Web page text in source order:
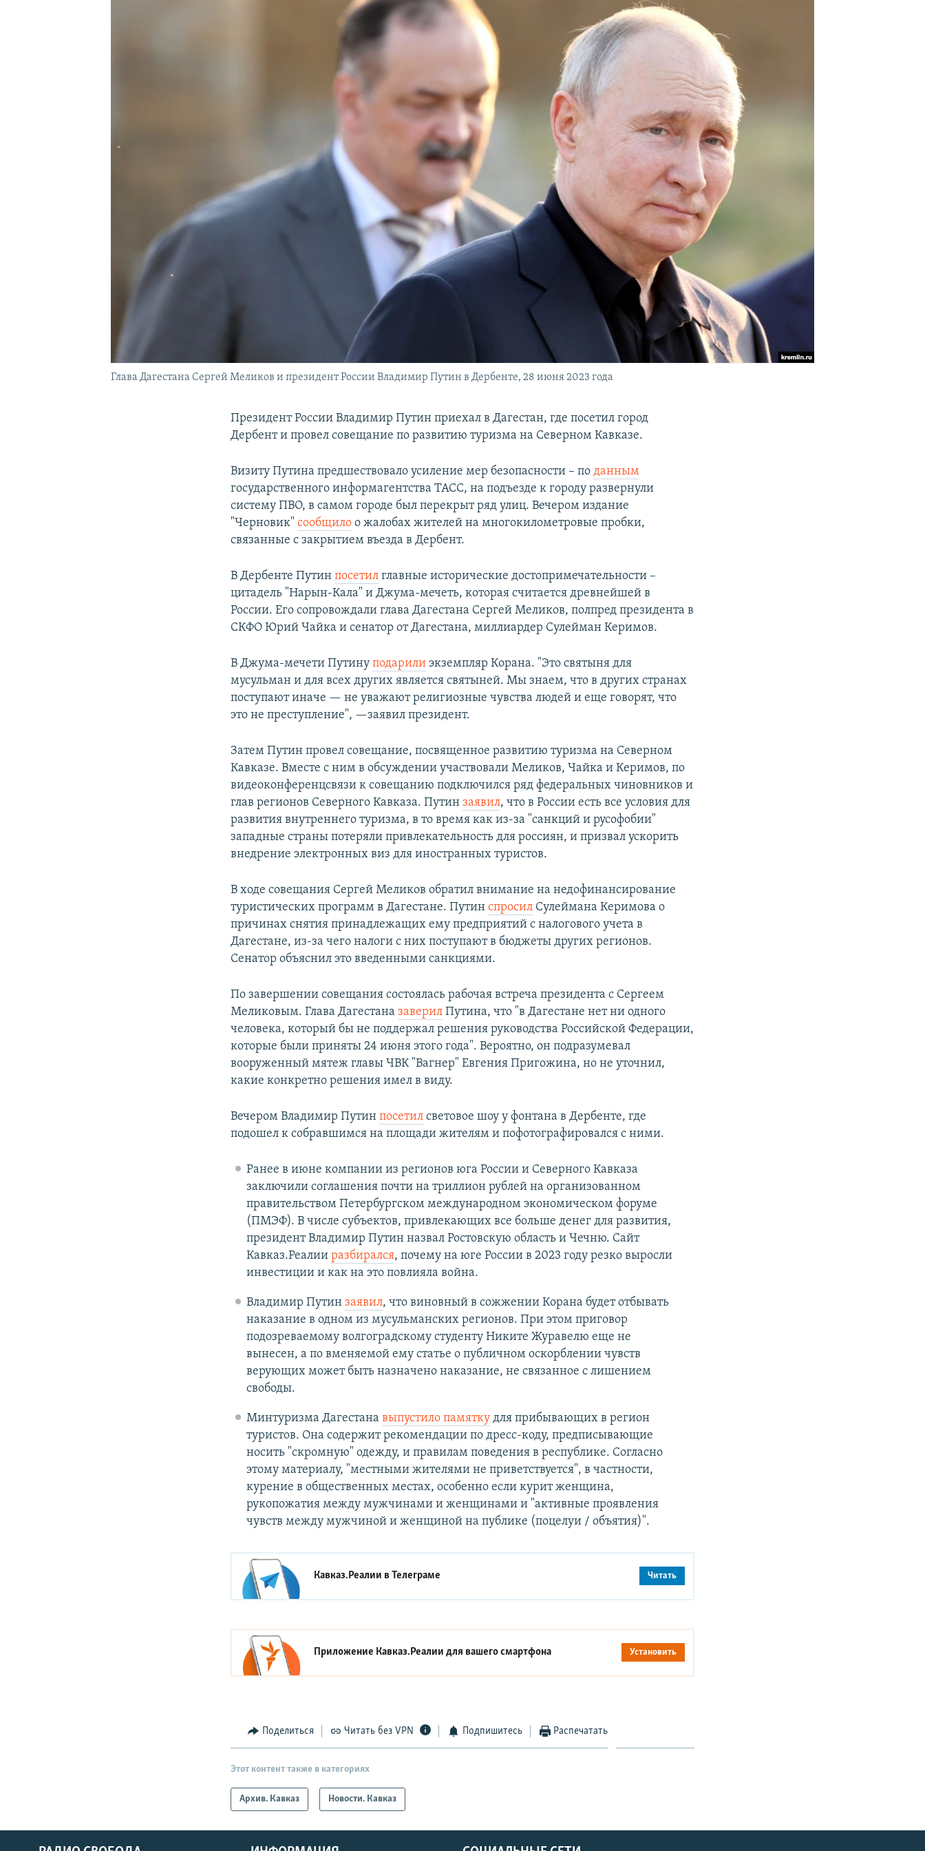
Глава Дагестана Сергей Меликов и президент России Владимир Путин в Дербенте, 28 июня 2023 года
Президент России Владимир Путин приехал в Дагестан, где посетил город
Дербент и провел совещание по развитию туризма на Северном Кавказе.
Визиту Путина предшествовало усиление мер безопасности – поданным
государственного информагентства ТАСС, на подъезде к городу развернули
систему ПВО, в самом городе был перекрыт ряд улиц. Вечером издание
"Черновик"сообщило о жалобах жителей на многокилометровые пробки,
связанные с закрытием въезда в Дербент.
В Дербенте Путинпосетил главные исторические достопримечательности –
цитадель "Нарын-Кала" и Джума-мечеть, которая считается древнейшей в
России. Его сопровождали глава Дагестана Сергей Меликов, полпред президента в
СКФО Юрий Чайка и сенатор от Дагестана, миллиардер Сулейман Керимов.
В Джума-мечети Путинуподарили экземпляр Корана. "Это святыня для
мусульман и для всех других является святыней. Мы знаем, что в других странах
поступают иначе — не уважают религиозные чувства людей и еще говорят, что
это не преступление", —заявил президент.
Затем Путин провел совещание, посвященное развитию туризма на Северном
Кавказе. Вместе с ним в обсуждении участвовали Меликов, Чайка и Керимов, по
видеоконференцсвязи к совещанию подключился ряд федеральных чиновников и
глав регионов Северного Кавказа. Путинзаявил, что в России есть все условия для
развития внутреннего туризма, в то время как из-за "санкций и русофобии"
западные страны потеряли привлекательность для россиян, и призвал ускорить
внедрение электронных виз для иностранных туристов.
В ходе совещания Сергей Меликов обратил внимание на недофинансирование
туристических программ в Дагестане. Путинспросил Сулеймана Керимова о
причинах снятия принадлежащих ему предприятий с налогового учета в
Дагестане, из-за чего налоги с них поступают в бюджеты других регионов.
Сенатор объяснил это введенными санкциями.
По завершении совещания состоялась рабочая встреча президента с Сергеем
Меликовым. Глава Дагестаназаверил Путина, что "в Дагестане нет ни одного
человека, который бы не поддержал решения руководства Российской Федерации,
которые были приняты 24 июня этого года". Вероятно, он подразумевал
вооруженный мятеж главы ЧВК "Вагнер" Евгения Пригожина, но не уточнил,
какие конкретно решения имел в виду.
Вечером Владимир Путинпосетил световое шоу у фонтана в Дербенте, где
подошел к собравшимся на площади жителям и пофотографировался с ними.
Ранее в июне компании из регионов юга России и Северного Кавказа
заключили соглашения почти на триллион рублей на организованном
правительством Петербургском международном экономическом форуме
(ПМЭФ). В числе субъектов, привлекающих все больше денег для развития,
президент Владимир Путин назвал Ростовскую область и Чечню. Сайт
Кавказ.Реалии разбирался, почему на юге России в 2023 году резко выросли
инвестиции и как на это повлияла война.
Владимир Путин заявил, что виновный в сожжении Корана будет отбывать
наказание в одном из мусульманских регионов. При этом приговор
подозреваемому волгоградскому студенту Никите Журавелю еще не
вынесен, а по вменяемой ему статье о публичном оскорблении чувств
верующих может быть назначено наказание, не связанное с лишением
свободы.
Минтуризма Дагестана выпустило памяткудля прибывающих в регион
туристов. Она содержит рекомендации по дресс-коду, предписывающие
носить "скромную" одежду, и правилам поведения в республике. Согласно
этому материалу, "местными жителями не приветствуется", в частности,
курение в общественных местах, особенно если курит женщина,
рукопожатия между мужчинами и женщинами и "активные проявления
чувств между мужчиной и женщиной на публике (поцелуи / объятия)".
Кавказ.Реалии вТелеграме Читать
Приложение Кавказ.Реалии для вашего смартфона Установить
Поделиться Читать без VPN Подпишитесь Распечатать
Этот контент также в категориях
Архив. Кавказ Новости. Кавказ